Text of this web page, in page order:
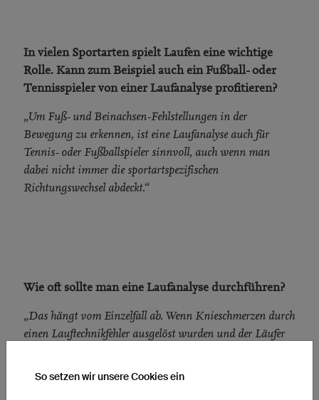
In vielen Sportarten spielt Laufen eine wichtige
Rolle. Kann zum Beispiel auch ein Fußball- oder
Tennisspieler von einer Laufanalyse profitieren?
„Um Fuß- und Beinachsen-Fehlstellungen in der
Bewegung zu erkennen, ist eine Laufanalyse auch für
Tennis- oder Fußballspieler sinnvoll, auch wenn man
dabei nicht immer die sportartspezifischen
Richtungswechsel abdeckt.“
Wie oft sollte man eine Laufanalyse durchführen?
„Das hängt vom Einzelfall ab. Wenn Knieschmerzen durch
einen Lauftechnikfehler ausgelöst wurden und der Läufer
So setzen wir unsere Cookies ein